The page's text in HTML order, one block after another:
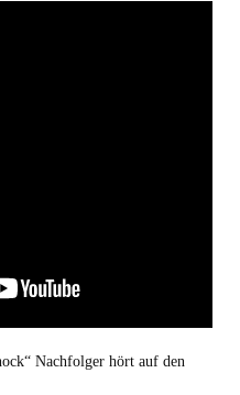
Nachfolger hört auf den